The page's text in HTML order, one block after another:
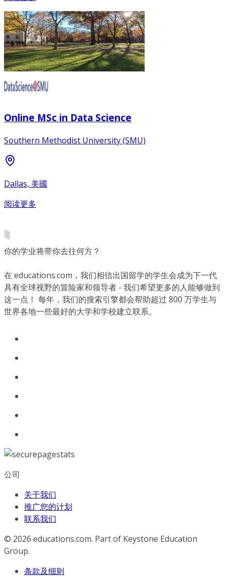
Online MSc in Data Science
Southern Methodist University (SMU)
Dallas, 美國
阅读更多
你的学业将带你去往何方？
在 educations.com，我们相信出国留学的学生会成为下一代
具有全球视野的冒险家和领导者 - 我们希望更多的人能够做到
这一点！ 每年，我们的搜索引擎都会帮助超过 800 万学生与
世界各地一些最好的大学和学校建立联系。
公司
关于我们
推广您的计划
联系我们
© 2026 educations.com. Part of Keystone Education
Group.
条款及细则